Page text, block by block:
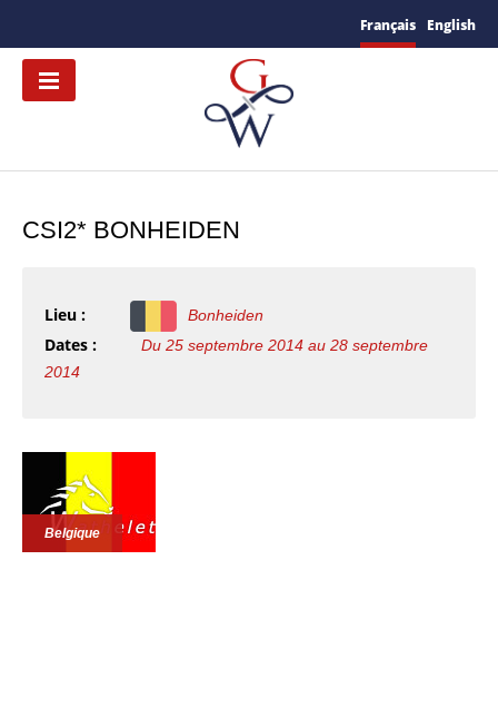
Français English
CSI2* BONHEIDEN
Lieu : Bonheiden
Dates :
Du 25 septembre 2014 au 28 septembre
2014
Belgique